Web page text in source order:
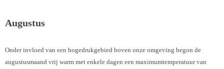
Augustus
Onder invloed van een hogedrukgebied boven onze omgeving begon de
augustusmaand vrij warm met enkele dagen een maximumtemperatuur van